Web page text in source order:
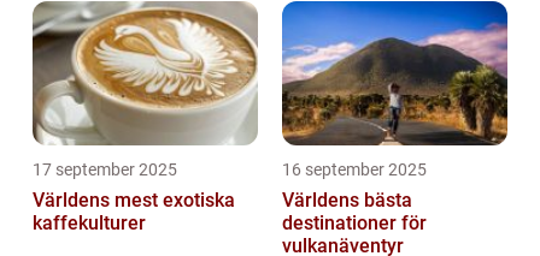
17 september 2025
Världens mest exotiska
kaffekulturer
16 september 2025
Världens bästa
destinationer för
vulkanäventyr